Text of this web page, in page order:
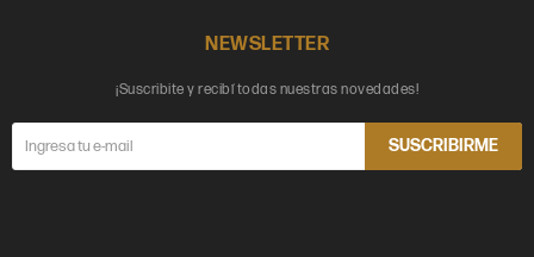
NEWSLETTER
¡Suscribite y recibí todas nuestras novedades!
SUSCRIBIRME